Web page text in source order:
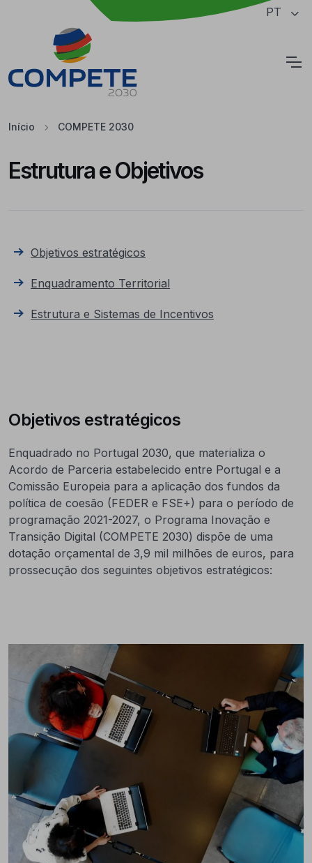
Saltar para o conteúdo principal da página PT
Início COMPETE 2030
Estrutura e Objetivos
Objetivos estratégicos
Enquadramento Territorial
Estrutura e Sistemas de Incentivos
Objetivos estratégicos
Enquadrado no Portugal 2030, que materializa o
Acordo de Parceria estabelecido entre Portugal e a
Comissão Europeia para a aplicação dos fundos da
política de coesão (FEDER e FSE+) para o período de
programação 2021-2027, o Programa Inovação e
Transição Digital (COMPETE 2030) dispõe de uma
dotação orçamental de 3,9 mil milhões de euros, para
prossecução dos seguintes objetivos estratégicos: